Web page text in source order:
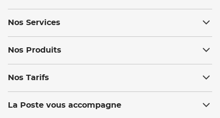
Nos Services
Nos Produits
Nos Tarifs
La Poste vous accompagne